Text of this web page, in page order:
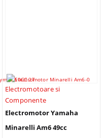
Electromotoare si
Componente
Electromotor Yamaha
Minarelli Am6 49cc